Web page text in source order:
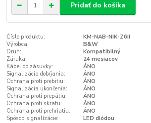
Pridať do košíka
Číslo produktu:
KM-NAB-NIK-Z6II
Výrobca:
B&W
Druh:
Kompatibilný
Záruka:
24 mesiacov
Kábel do zásuvky:
ÁNO
Signalizácia dobíjania:
ÁNO
Ochrana proti prebitiu:
ÁNO
Signalizácia ukončenia:
ÁNO
Ochrana proti prepätiu:
ÁNO
Ochrana proti skratu:
ÁNO
Ochrana proti prehriatiu:
ÁNO
Spôsob signalízácie:
LED diódou